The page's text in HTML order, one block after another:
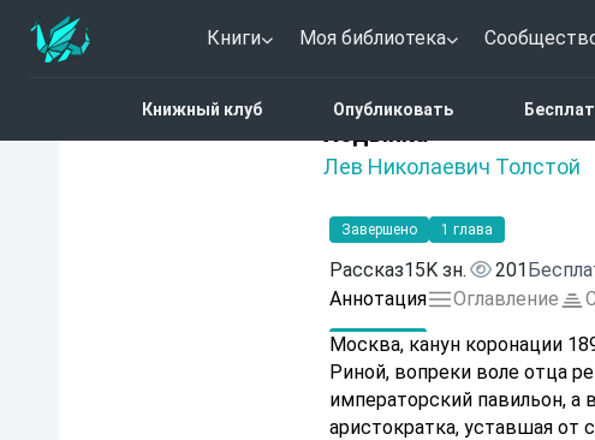
Книги Моя библиотека
Книжный клуб Опубликовать
Ходынка
Лев Николаевич Толстой
Нет оценок
Завершено 1 глава
Рассказ15K зн. 201
Аннотация
Оглавление
Москва, канун коронации
Риной, вопреки воле отца
императорский павильон,
аристократка, уставшая от